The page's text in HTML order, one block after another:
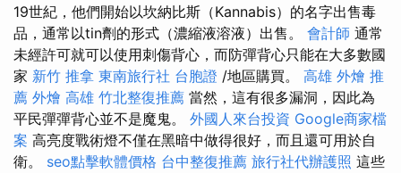
19世紀，他們開始以坎納比斯（Kannabis）的名字出售毒
品，通常以tin劑的形式（濃縮液溶液）出售。 會計師 通常
未經許可就可以使用刺傷背心，而防彈背心只能在大多數國
家 新竹 推拿 東南旅行社 台胞證 /地區購買。 高雄 外燴 推
薦 外燴 高雄 竹北整復推薦 當然，這有很多漏洞，因此為
平民彈彈背心並不是魔鬼。 外國人來台投資 Google商家檔
案 高亮度戰術燈不僅在黑暗中做得很好，而且還可用於自
衛。 seo點擊軟體價格 台中整復推薦 旅行社代辦護照 這些